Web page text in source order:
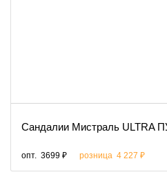
Сандалии Мистраль ULTRA
опт. 3699 ₽ розница 4 227 ₽